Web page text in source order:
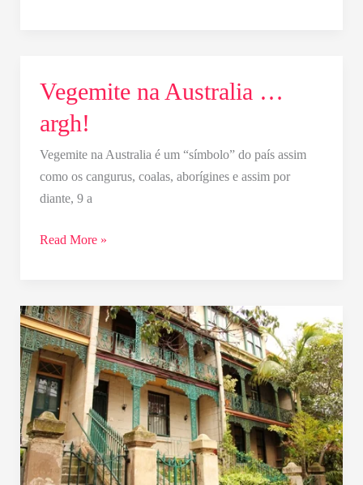
Vegemite na Australia …
argh!
Vegemite na Australia é um “símbolo” do país assim
como os cangurus, coalas, aborígines e assim por
diante, 9 a
Vegemite
Australia
…
argh!
Read More »
Dicas
de
Viagem:
Australia
Post
Indice